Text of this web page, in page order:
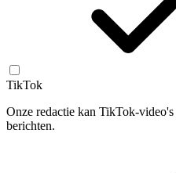
TikTok
Onze redactie kan TikTok-video's
berichten.